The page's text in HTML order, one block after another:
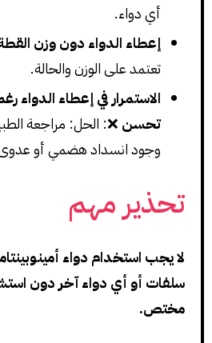
أي دواء.
إعطاء الدواء دون وزن
تعتمد على الوزن والحالة.
الاستمرار في إعطاء
تحسن ❌: الحل: مراجعة
وجود انسداد هضمي أو
تحذير مهم
لا يجب استخدام دواء
سلفات أو أي دواء آخر دون
مختص.